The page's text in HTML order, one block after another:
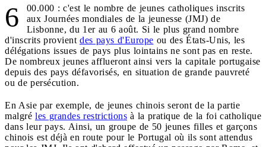
6
00.000 : c'est le nombre de jeunes catholiques inscrits
aux Journées mondiales de la jeunesse (JMJ) de
Lisbonne, du 1er au 6 août. Si le plus grand nombre
d'inscrits provient des pays d'Europe ou des États-Unis, les
délégations issues de pays plus lointains ne sont pas en reste.
De nombreux jeunes afflueront ainsi vers la capitale portugaise
depuis des pays défavorisés, en situation de grande pauvreté
ou de persécution.
En Asie par exemple, de jeunes chinois seront de la partie
malgré les grandes restrictions à la pratique de la foi catholique
dans leur pays. Ainsi, un groupe de 50 jeunes filles et garçons
chinois est déjà en route pour le Portugal où ils sont attendus